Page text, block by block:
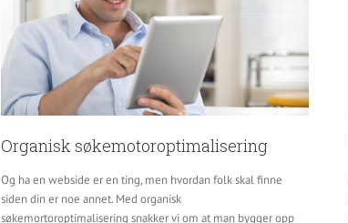
Organisk søkemotoroptimalisering
Og ha en webside er en ting, men hvordan folk skal finne
siden din er noe annet. Med organisk
søkemortoroptimalisering snakker vi om at man bygger opp